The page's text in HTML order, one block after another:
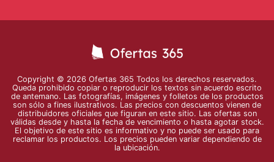
Copyright © 2026 Ofertas 365 Todos los derechos reservados.
Queda prohibido copiar o reproducir los textos sin acuerdo escrito
de antemano. Las fotografías, imágenes y folletos de los productos
son sólo a fines ilustrativos. Las precios con descuentos vienen de
distribuidores oficiales que figuran en este sitio. Las ofertas son
válidas desde y hasta la fecha de vencimiento o hasta agotar stock.
El objetivo de este sitio es informativo y no puede ser usado para
reclamar los productos. Los precios pueden variar dependiendo de
la ubicación.